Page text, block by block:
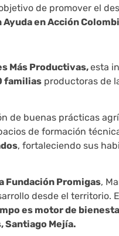
de promover el
Ayuda en Acción
Más Productivas,esta
familias productoras de
de buenas prácticas
de formación
, fortaleciendo sus
Fundación Promigas,
desde el
es motor de
Santiago Mejía.